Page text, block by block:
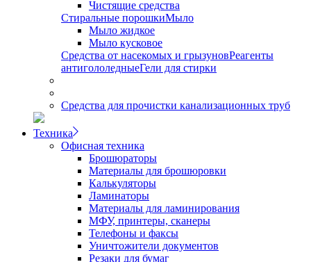
Чистящие средства
Стиральные порошкиМыло
Мыло жидкое
Мыло кусковое
Средства от насекомых и грызуновРеагенты
антигололедныеГели для стирки
Средства для прочистки канализационных труб
Техника
Офисная техника
Брошюраторы
Материалы для брошюровки
Калькуляторы
Ламинаторы
Материалы для ламинирования
МФУ, принтеры, сканеры
Телефоны и факсы
Уничтожители документов
Резаки для бумаг